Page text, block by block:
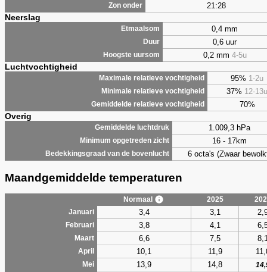
Zon onder 21:28
Neerslag
Etmaalsom 0,4 mm
Duur 0,6 uur
Hoogste uursom 0,2 mm 4-5u
Luchtvochtigheid
Maximale relatieve vochtigheid 95% 1-2u
Minimale relatieve vochtigheid 37% 12-13u
Gemiddelde relatieve vochtigheid 70%
Overig
Gemiddelde luchtdruk 1.009,3 hPa
Minimum opgetreden zicht 16 - 17km
Bedekkingsgraad van de bovenlucht 6 octa's (Zwaar
Maandgemiddelde temperaturen
Normaal 2025
Januari
3,4 3,1
Februari 3,8 4,1
Maart 6,6 7,5
April 10,1 11,9
Mei 13,9 14,8